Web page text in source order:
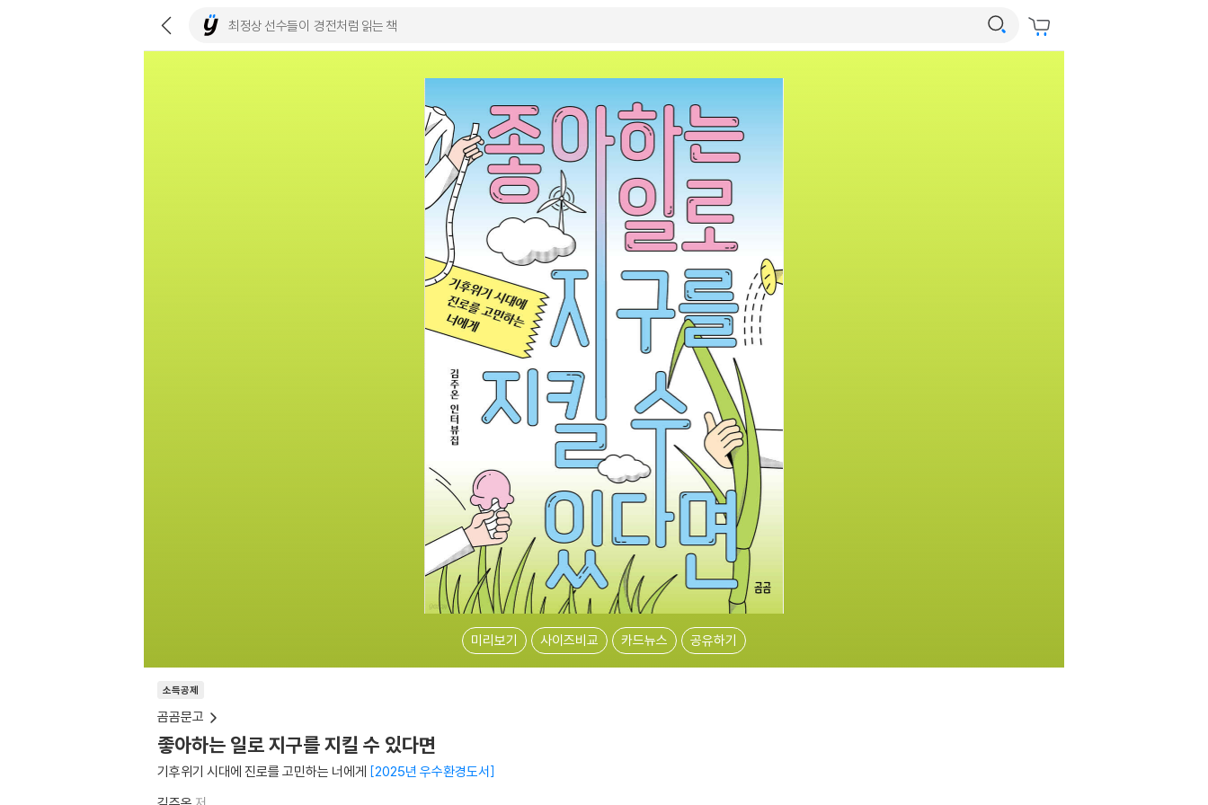
미리보기 사이즈비교 카드뉴스 공유하기
소득공제
곰곰문고
좋아하는 일로 지구를 지킬 수 있다면
기후위기 시대에 진로를 고민하는 너에게 2025년 우수환경도서